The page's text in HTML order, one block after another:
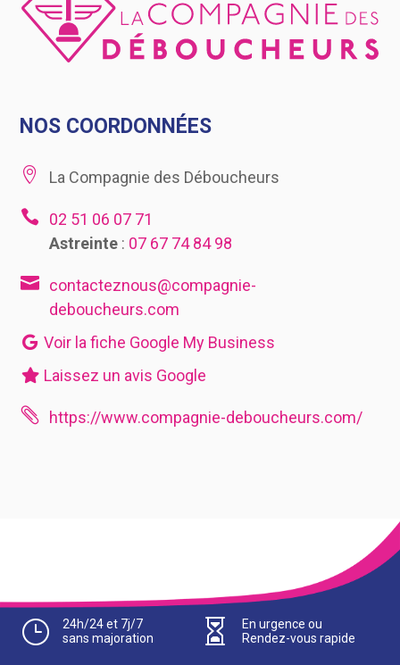
NOS COORDONNÉES
 La Compagnie des Déboucheurs

02 51 06 07 71
Astreinte: 07 67 74 84 98
 contacteznous@compagnie-
deboucheurs.com
Voir la fiche Google My Business
Laissez un avis Google
 https://www.compagnie-deboucheurs.com/
}
24h/24 et 7j/7
sans majoration

En urgence ou
Rendez-vous rapide